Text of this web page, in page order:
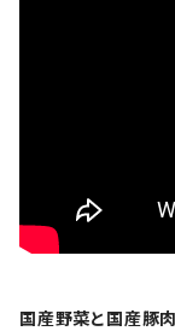
国産野菜と国産豚